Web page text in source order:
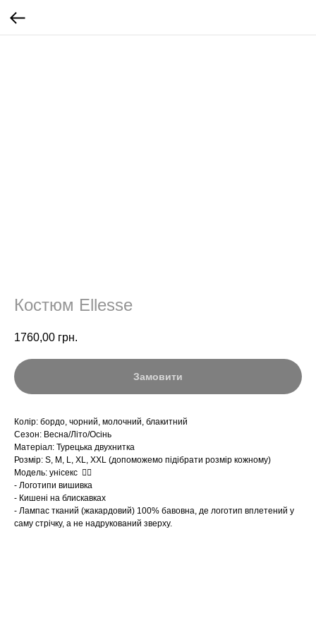
Костюм Ellesse
1760,00 грн.
Замовити
Колір: бордо, чорний, молочний, блакитний
Сезон: Весна/Літо/Осінь
Матеріал: Турецька двухнитка
Розмір: S, M, L, XL, XXL (допоможемо підібрати розмір кожному)
Модель: унісекс ☝🏻
- Логотипи вишивка
- Кишені на блискавках
- Лампас тканий (жакардовий) 100% бавовна, де логотип вплетений у
саму стрічку, а не надрукований зверху.